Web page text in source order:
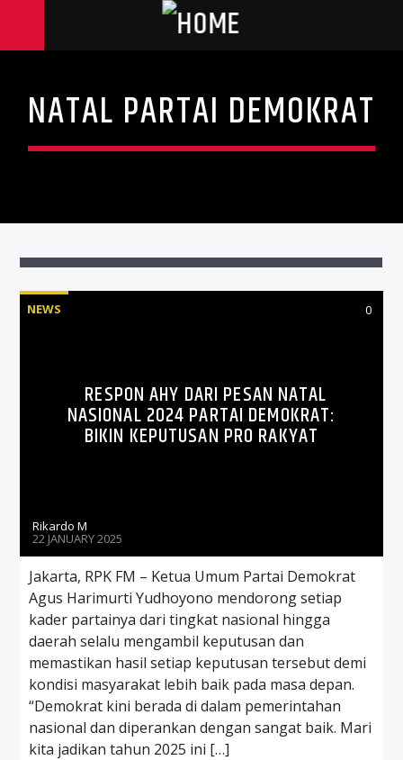
NATAL PARTAI DEMOKRAT
NEWS 0
RESPON AHY DARI PESAN NATAL
NASIONAL 2024 PARTAI DEMOKRAT:
BIKIN KEPUTUSAN PRO RAKYAT
Rikardo M
22 JANUARY 2025
Jakarta, RPK FM – Ketua Umum Partai Demokrat
Agus Harimurti Yudhoyono mendorong setiap
kader partainya dari tingkat nasional hingga
daerah selalu mengambil keputusan dan
memastikan hasil setiap keputusan tersebut demi
kondisi masyarakat lebih baik pada masa depan.
“Demokrat kini berada di dalam pemerintahan
nasional dan diperankan dengan sangat baik. Mari
kita jadikan tahun 2025 ini […]